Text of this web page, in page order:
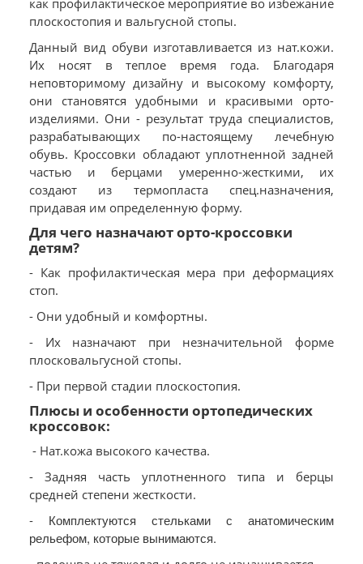
как профилактическое мероприятие во избежание
плоскостопия и вальгусной стопы.
Данный вид обуви изготавливается из нат.кожи.
Их носят в теплое время года. Благодаря
неповторимому дизайну и высокому комфорту,
они становятся удобными и красивыми орто-
изделиями. Они - результат труда специалистов,
разрабатывающих по-настоящему лечебную
обувь. Кроссовки обладают уплотненной задней
частью и берцами умеренно-жесткими, их
создают из термопласта спец.назначения,
придавая им определенную форму.
Для чего назначают орто-кроссовки
детям?
- Как профилактическая мера при деформациях
стоп.
- Они удобный и комфортны.
- Их назначают при незначительной форме
плосковальгусной стопы.
- При первой стадии плоскостопия.
Плюсы и особенности ортопедических
кроссовок:
- Нат.кожа высокого качества.
- Задняя часть уплотненного типа и берцы
средней степени жесткости.
- Комплектуются стельками с анатомическим
рельефом, которые вынимаются.